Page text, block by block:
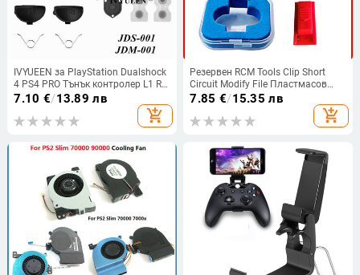
IVYUEEN за PlayStation Dualshock
4 PS4 PRO Тънък контролер L1 R1
L2 R2 Бутони за задействане
проводяща гума
7.10 €/13.89 лв
add_shopping_cart
Резервен RCM Tools Clip Short
Circuit Modify File Пластмасов
джиг конектор за Nintend Switch
7.85 €/15.35 лв
add_shopping_cart